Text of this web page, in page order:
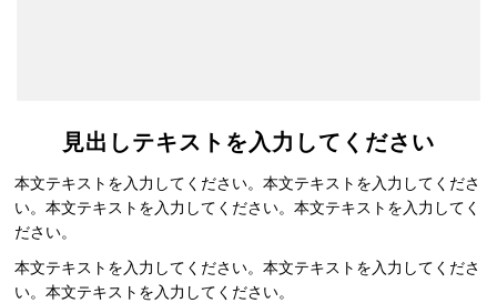
見出しテキストを入力してください
本文テキストを入力してください。本文テキストを入力してくださ
い。本文テキストを入力してください。本文テキストを入力してく
ださい。
本文テキストを入力してください。本文テキストを入力してくださ
い。本文テキストを入力してください。